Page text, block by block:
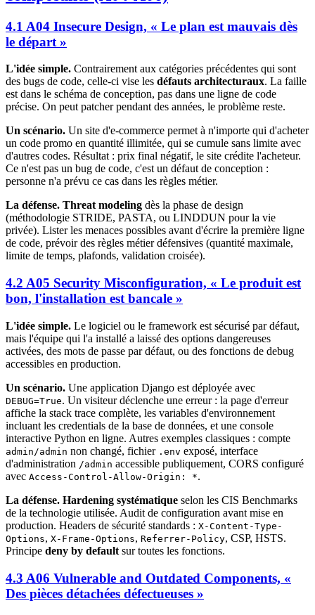
4.1 A04 Insecure Design, « Le plan est mauvais dès
le départ »
L'idée simple. Contrairement aux catégories précédentes qui sont
des bugs de code, celle-ci vise les défauts architecturaux. La faille
est dans le schéma de conception, pas dans une ligne de code
précise. On peut patcher pendant des années, le problème reste.
Un scénario. Un site d'e-commerce permet à n'importe qui d'acheter
un code promo en quantité illimitée, qui se cumule sans limite avec
d'autres codes. Résultat : prix final négatif, le site crédite l'acheteur.
Ce n'est pas un bug de code, c'est un défaut de conception :
personne n'a prévu ce cas dans les règles métier.
La défense. Threat modeling dès la phase de design
(méthodologie STRIDE, PASTA, ou LINDDUN pour la vie
privée). Lister les menaces possibles avant d'écrire la première ligne
de code, prévoir des règles métier défensives (quantité maximale,
limite de temps, plafonds, validation croisée).
4.2 A05 Security Misconfiguration, « Le produit est
bon, l'installation est bancale »
L'idée simple. Le logiciel ou le framework est sécurisé par défaut,
mais l'équipe qui l'a installé a laissé des options dangereuses
activées, des mots de passe par défaut, ou des fonctions de debug
accessibles en production.
Un scénario. Une application Django est déployée avec
DEBUG=True. Un visiteur déclenche une erreur : la page d'erreur
affiche la stack trace complète, les variables d'environnement
incluant les credentials de la base de données, et une console
interactive Python en ligne. Autres exemples classiques : compte
admin/admin non changé, fichier .env exposé, interface
d'administration /admin accessible publiquement, CORS configuré
avec Access-Control-Allow-Origin: *.
La défense. Hardening systématique selon les CIS Benchmarks
de la technologie utilisée. Audit de configuration avant mise en
production. Headers de sécurité standards : X-Content-Type-
Options, X-Frame-Options, Referrer-Policy, CSP, HSTS.
Principe deny by default sur toutes les fonctions.
4.3 A06 Vulnerable and Outdated Components, «
Des pièces détachées défectueuses »